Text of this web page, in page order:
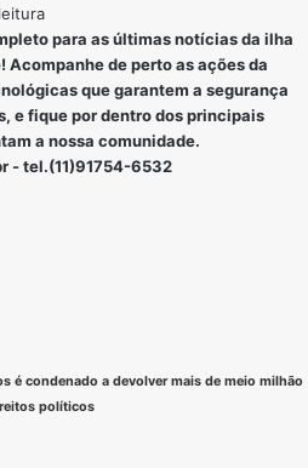
para as últimas notícias da ilha
de perto as ações da
que garantem a segurança
e fique por dentro dos principais
a nossa comunidade.
- tel.(11)91754-6532
é condenado a devolver mais de meio milhão
políticos